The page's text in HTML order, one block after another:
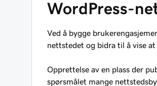
WordPress-
Ved å bygge
nettstedet og bidra til å vise
Opprettelse av en plass der
spørsmålet mange